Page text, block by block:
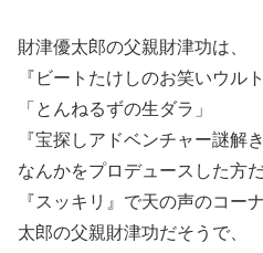
財津優太郎の父親財津功は、
『ビートたけしのお笑いウル
「とんねるずの生ダラ」
『宝探しアドベンチャー謎解
なんかをプロデュースした方
『スッキリ』で天の声のコー
太郎の父親財津功だそうで、